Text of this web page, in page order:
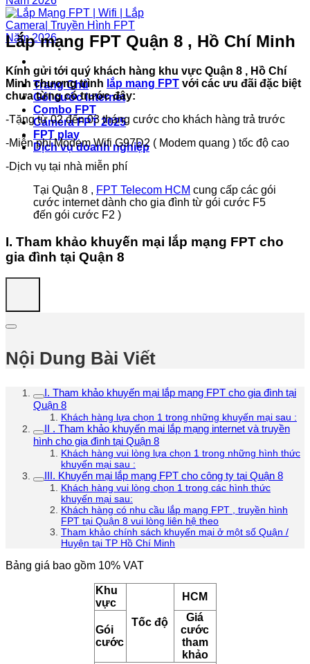
Trang Chủ
Gói cước internet
Combo FPT
Camera FPT 2025
FPT play
Dịch vụ doanh nghiệp
Lắp mạng FPT Quận 8 , Hồ Chí Minh
Kính gửi tới quý khách hàng khu vực Quận 8 , Hồ Chí
Minh chương trình lắp mạng FPT với các ưu đãi đặc biệt
chưa từng có trước đây:
-Tặng từ 02 đến 03 tháng cước cho khách hàng trả trước
-Miễn phí Modem Wifi G97D2 ( Modem quang ) tốc độ cao
-Dịch vụ tại nhà miễn phí
Tại Quận 8 , FPT Telecom HCM cung cấp các gói
cước internet dành cho gia đình từ gói cước F5
đến gói cước F2 )
I. Tham khảo khuyến mại lắp mạng FPT cho
gia đình tại Quận 8
Nội Dung Bài Viết
I. Tham khảo khuyến mại lắp mạng FPT cho gia đình tại
Quận 8
Khách hàng lựa chọn 1 trong những khuyến mại sau :
II . Tham khảo khuyến mại lắp mạng internet và truyền
hình cho gia đình tại Quận 8
Khách hàng vui lòng lựa chọn 1 trong những hình thức
khuyến mại sau :
III. Khuyến mại lắp mạng FPT cho công ty tại Quận 8
Khách hàng vui lòng chọn 1 trong các hình thức
khuyến mại sau:
Khách hàng có nhu cầu lắp mạng FPT , truyền hình
FPT tại Quận 8 vui lòng liên hệ theo
Tham khảo chính sách khuyến mại ở một số Quận /
Huyện tại TP Hồ Chí Minh
Bảng giá bao gồm 10% VAT
Khu
vực
Tốc độ
HCM
Gói
cước
Giá
cước
tham
khảo